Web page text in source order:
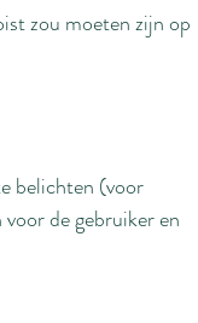
zou moeten zijn op
belichten (voor
de gebruiker en